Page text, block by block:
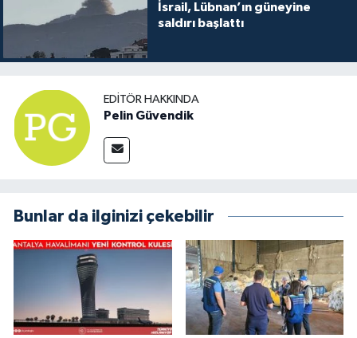
İsrail, Lübnan’ın güneyine
saldırı başlattı
EDITÖR HAKKINDA
Pelin Güvendik
Bunlar da ilginizi çekebilir